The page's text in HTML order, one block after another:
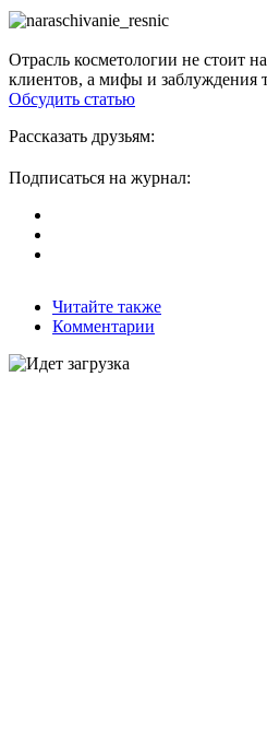
Отрасль косметологии не стоит
клиентов, а мифы и заблуждения
Обсудить статью
Рассказать друзьям:
Подписаться на журнал:
Читайте также
Комментарии